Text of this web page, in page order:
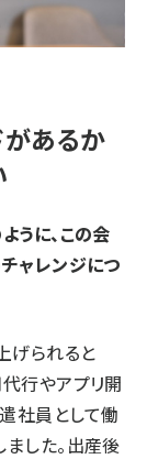
あるか
うに、この会
ャレンジにつ
げられると
行やアプリ開
社員として働
した。出産後